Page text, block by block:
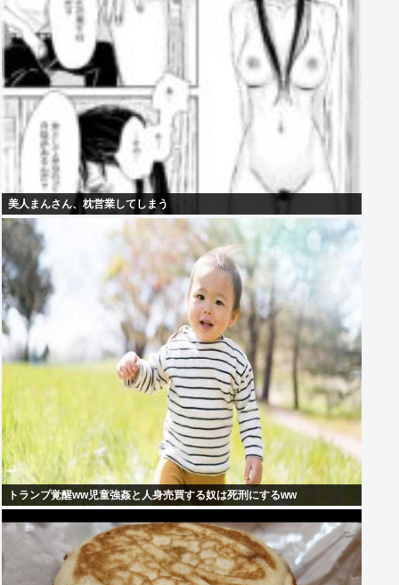
美人まんさん、枕営業してしまう
トランプ覚醒ww児童強姦と人身売買する奴は死刑にするww